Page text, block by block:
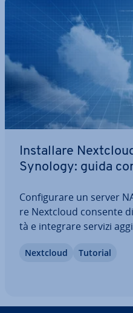
In­stal­la­re
Synology: guida
Con­fi­gu­ra­re un server
re Nextcloud consente
tà e integrare servizi
Synology può
Nextcloud Tutorial